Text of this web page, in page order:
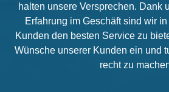
halten unsere Versprechen. Dank
Erfahrung im Geschäft sind wir
Kunden den besten Service zu
Wünsche unserer Kunden ein und
recht zu